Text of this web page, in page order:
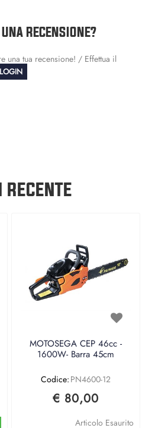
RECENSIONE?
una tua recensione! / Effettua il
LOGIN
MOTOSEGA CEP 46cc -
1600W- Barra 45cm
Codice: PN4600-12
€ 80,00
Articolo Esaurito